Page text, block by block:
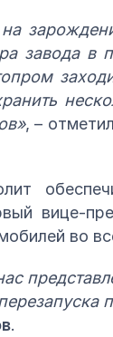
завода в
, – отметил
вице-
во
.